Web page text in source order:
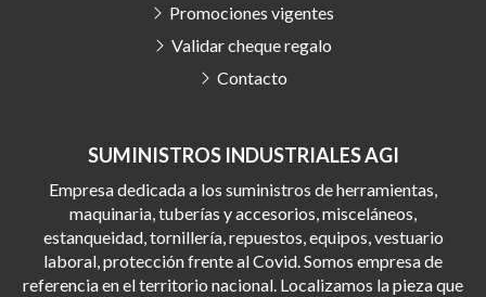
SUMINISTROS INDUSTRIALES AGI
Empresa dedicada a los suministros de herramientas,
maquinaria, tuberías y accesorios, misceláneos,
estanqueidad, tornillería, repuestos, equipos, vestuario
laboral, protección frente al Covid. Somos empresa de
referencia en el territorio nacional. Localizamos la pieza que
Promociones vigentes
Validar cheque regalo
Contacto